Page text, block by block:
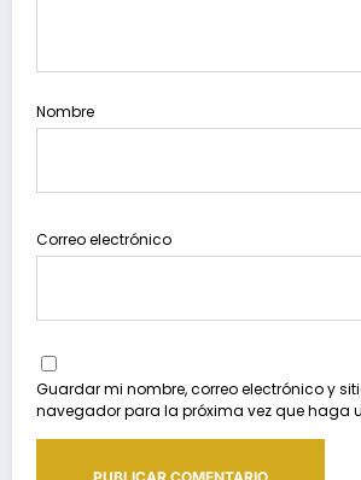
Nombre
Correo electrónico
Guardar mi nombre, correo electrónico y
navegador para la próxima vez que haga